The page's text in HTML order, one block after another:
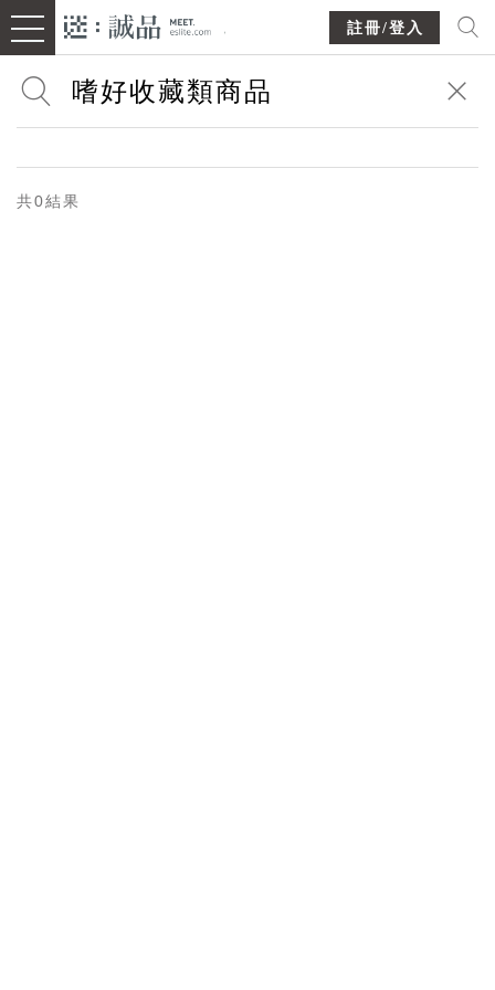
註冊/登入
共0結果